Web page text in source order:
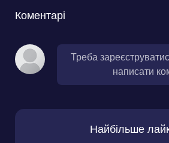
Коментарі
Треба
написати
Найбільше